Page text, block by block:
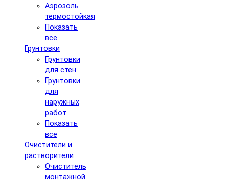
Аэрозоль
термостойкая
Показать
все
Грунтовки
Грунтовки
для стен
Грунтовки
для
наружных
работ
Показать
все
Очистители и
растворители
Очиститель
монтажной